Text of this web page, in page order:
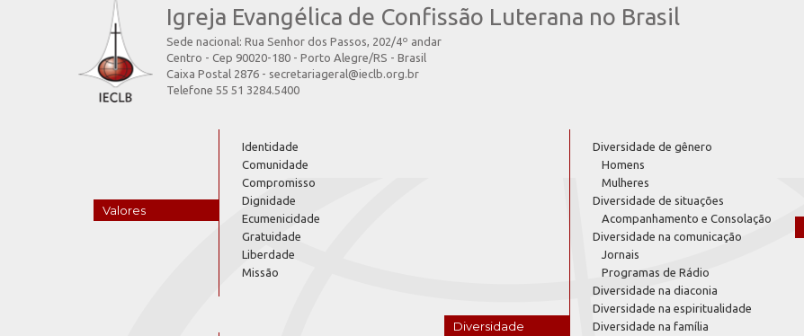
Igreja Evangélica de Confissão Luterana no Brasil
Sede nacional: Rua Senhor dos Passos, 202/4º andar
Centro - Cep 90020-180 - Porto Alegre/RS - Brasil
Caixa Postal 2876 - secretariageral@ieclb.org.br
Telefone 55 51 3284.5400
Valores
Identidade
Comunidade
Compromisso
Dignidade
Ecumenicidade
Gratuidade
Liberdade
Missão
Diversidade
Diversidade de gênero
Homens
Mulheres
Diversidade de situações
Acompanhamento e Consolação
Diversidade na comunicação
Jornais
Programas de Rádio
Diversidade na diaconia
Diversidade na espiritualidade
Diversidade na família